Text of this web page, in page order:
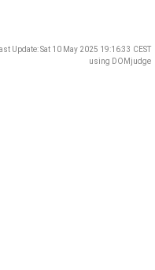
Update: Sat 10 May 2025 19:16:33 CEST
using DOMjudge